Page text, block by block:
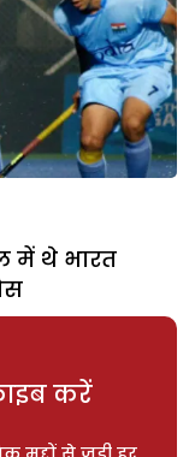
में थे भारत
करें